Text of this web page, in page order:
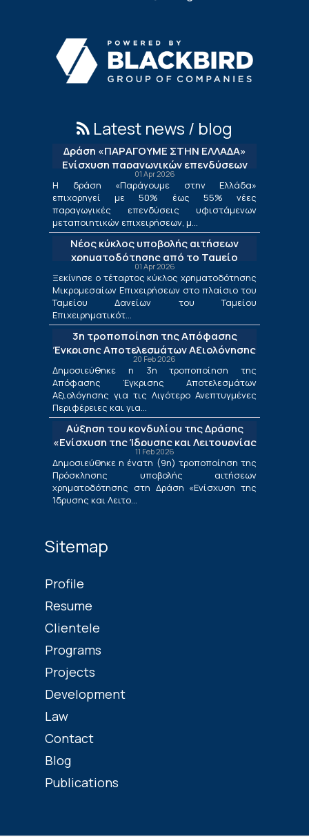
Latest news / blog
Δράση «ΠΑΡΑΓΟΥΜΕ ΣΤΗΝ ΕΛΛΑΔΑ»
Ενίσχυση παραγωγικών επενδύσεων
μεταποίησης
01 Apr 2026
Η δράση «Παράγουμε στην Ελλάδα»
επιχορηγεί με 50% έως 55% νέες
παραγωγικές επενδύσεις υφιστάμενων
μεταποιητικών επιχειρήσεων, μ...
Νέος κύκλος υποβολής αιτήσεων
χρηματοδότησης από το Ταμείο
Δανείων του ΤΕΠΙΧ ΙΙΙ
01 Apr 2026
Ξεκίνησε ο τέταρτος κύκλος χρηματοδότησης
Μικρομεσαίων Επιχειρήσεων στο πλαίσιο του
Ταμείου Δανείων του Ταμείου
Επιχειρηματικότ...
3η τροποποίηση της Απόφασης
Έγκρισης Αποτελεσμάτων Αξιολόγησης
για τις Λιγότερο Ανεπτυγμένες
Περιφέρειες και για τις Περιφέρειες
Μετάβασης στο πλαίσιο της Δράσης
«Ενίσχυση της Ίδρυσης και Λειτουργίας
Νέων Μικρομεσαίων Τουριστικών
Επιχειρήσεων»
20 Feb 2026
Δημοσιεύθηκε η 3η τροποποίηση της
Απόφασης Έγκρισης Αποτελεσμάτων
Αξιολόγησης για τις Λιγότερο Ανεπτυγμένες
Περιφέρειες και για...
Αύξηση του κονδυλίου της Δράσης
«Ενίσχυση της Ίδρυσης και Λειτουργίας
Νέων Μικρομεσαίων Τουριστικών
Επιχειρήσεων»
11 Feb 2026
Δημοσιεύθηκε η ένατη (9η) τροποποίηση της
Πρόσκλησης υποβολής αιτήσεων
χρηματοδότησης στη Δράση «Ενίσχυση της
Ίδρυσης και Λειτο...
Sitemap
Profile
Resume
Clientele
Programs
Projects
Development
Law
Contact
Blog
Publications